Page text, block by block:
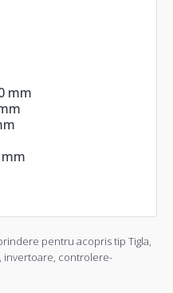
mm
pentru acopris tip Tigla
invertoare controlere-